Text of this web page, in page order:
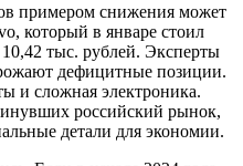
примером снижения может
который в январе стоил
тыс. рублей. Эксперты
дефицитные позиции.
и сложная электроника.
российский рынок,
детали для экономии.